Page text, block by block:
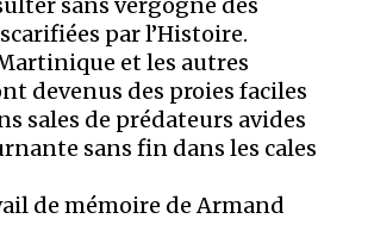
sans vergogne des
par l’Histoire.
et les autres
devenus des proies faciles
sales de prédateurs avides
sans fin dans les cales
de mémoire de Armand